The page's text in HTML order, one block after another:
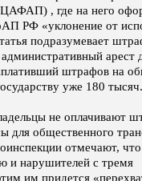
, где на него
РФ «уклонение от
подразумевает
арест
штрафов на
уже 180 тысяч.
не оплачивают
для общественного
отмечают, что
и нарушителей с тремя
им придется